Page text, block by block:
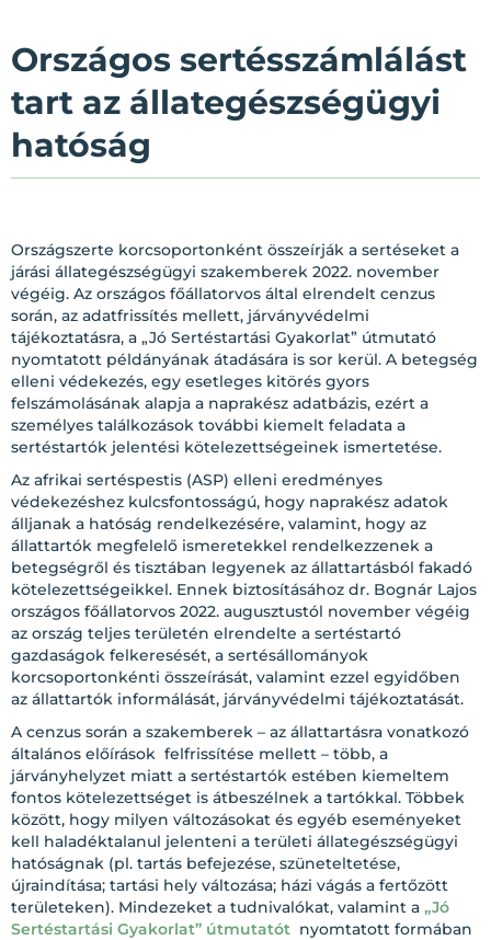
Országos sertésszámlálást
tart az állategészségügyi
hatóság
Országszerte korcsoportonként összeírják a sertéseket a
járási állategészségügyi szakemberek 2022. november
végéig. Az országos főállatorvos által elrendelt cenzus
során, az adatfrissítés mellett, járványvédelmi
tájékoztatásra, a „Jó Sertéstartási Gyakorlat” útmutató
nyomtatott példányának átadására is sor kerül. A betegség
elleni védekezés, egy esetleges kitörés gyors
felszámolásának alapja a naprakész adatbázis, ezért a
személyes találkozások további kiemelt feladata a
sertéstartók jelentési kötelezettségeinek ismertetése.
Az afrikai sertéspestis (ASP) elleni eredményes
védekezéshez kulcsfontosságú, hogy naprakész adatok
álljanak a hatóság rendelkezésére, valamint, hogy az
állattartók megfelelő ismeretekkel rendelkezzenek a
betegségről és tisztában legyenek az állattartásból fakadó
kötelezettségeikkel. Ennek biztosításához dr. Bognár Lajos
országos főállatorvos 2022. augusztustól november végéig
az ország teljes területén elrendelte a sertéstartó
gazdaságok felkeresését, a sertésállományok
korcsoportonkénti összeírását, valamint ezzel egyidőben
az állattartók informálását, járványvédelmi tájékoztatását.
A cenzus során a szakemberek – az állattartásra vonatkozó
általános előírások felfrissítése mellett – több, a
járványhelyzet miatt a sertéstartók estében kiemeltem
fontos kötelezettséget is átbeszélnek a tartókkal. Többek
között, hogy milyen változásokat és egyéb eseményeket
kell haladéktalanul jelenteni a területi állategészségügyi
hatóságnak (pl. tartás befejezése, szüneteltetése,
újraindítása; tartási hely változása; házi vágás a fertőzött
területeken). Mindezeket a tudnivalókat, valamint a „Jó
Sertéstartási Gyakorlat” útmutatót nyomtatott formában